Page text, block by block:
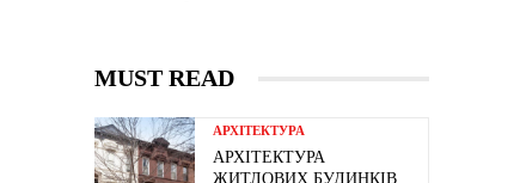
MUST READ
АРХІТЕКТУРА
АРХІТЕКТУРА
ЖИТЛОВИХ БУДИНКІВ